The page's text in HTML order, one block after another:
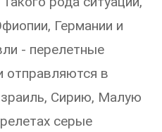
Германии и
- перелетные
отправляются в
Сирию, Малую
серые